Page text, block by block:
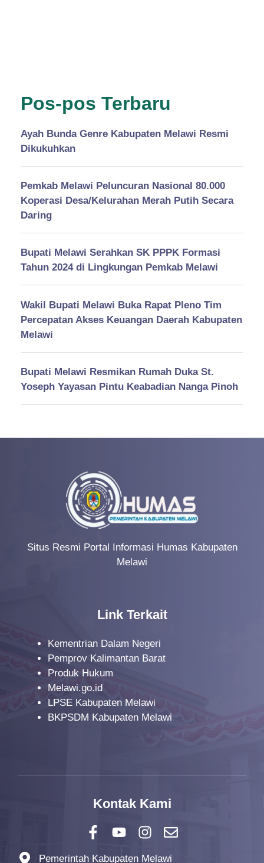
Pos-pos Terbaru
Ayah Bunda Genre Kabupaten Melawi Resmi
Dikukuhkan
Pemkab Melawi Peluncuran Nasional 80.000
Koperasi Desa/Kelurahan Merah Putih Secara
Daring
Bupati Melawi Serahkan SK PPPK Formasi
Tahun 2024 di Lingkungan Pemkab Melawi
Wakil Bupati Melawi Buka Rapat Pleno Tim
Percepatan Akses Keuangan Daerah Kabupaten
Melawi
Bupati Melawi Resmikan Rumah Duka St.
Yoseph Yayasan Pintu Keabadian Nanga Pinoh
Situs Resmi Portal Informasi Humas Kabupaten
Melawi
Link Terkait
Kementrian Dalam Negeri
Pemprov Kalimantan Barat
Produk Hukum
Melawi.go.id
LPSE Kabupaten Melawi
BKPSDM Kabupaten Melawi
Kontak Kami
Pemerintah Kabupaten Melawi